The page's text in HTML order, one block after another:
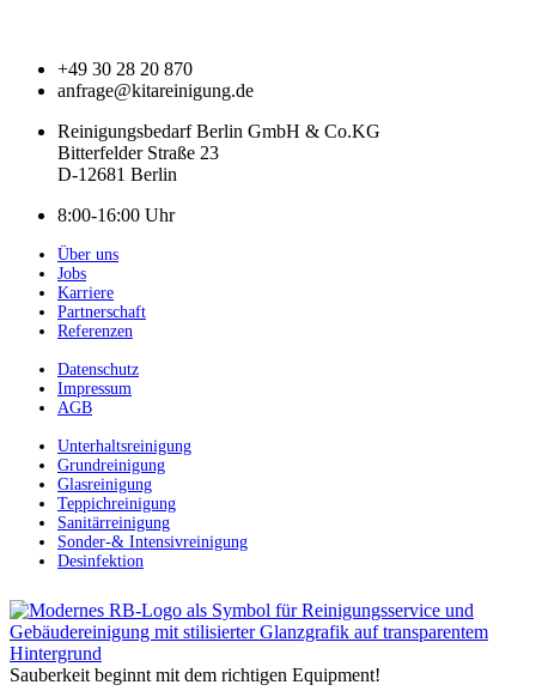
+49 30 28 20 870
anfrage@kitareinigung.de
Reinigungsbedarf Berlin GmbH & Co.KG
Bitterfelder Straße 23
D-12681 Berlin
8:00-16:00 Uhr
Über uns
Jobs
Karriere
Partnerschaft
Referenzen
Datenschutz
Impressum
AGB
Unterhaltsreinigung
Grundreinigung
Glasreinigung
Teppichreinigung
Sanitärreinigung
Sonder-& Intensivreinigung
Desinfektion
Sauberkeit beginnt mit dem richtigen Equipment!